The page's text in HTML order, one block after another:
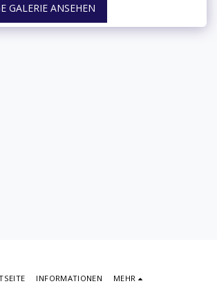
GALERIE ANSEHEN
INFORMATIONEN MEHR